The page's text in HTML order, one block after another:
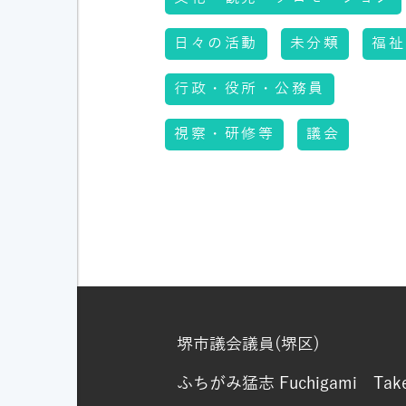
日々の活動 未分類 福祉
行政・役所・公務員
視察・研修等 議会
堺市議会議員(堺区)
ふちがみ猛志 Fuchigami